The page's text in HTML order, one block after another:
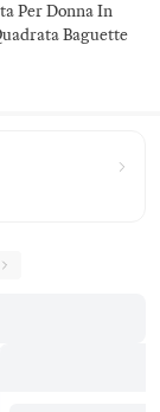
Per Donna In
Baguette